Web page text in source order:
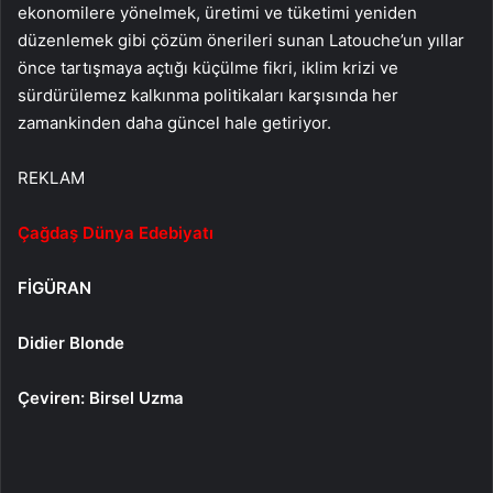
ekonomilere yönelmek, üretimi ve tüketimi yeniden
düzenlemek gibi çözüm önerileri sunan Latouche’un yıllar
önce tartışmaya açtığı küçülme fikri, iklim krizi ve
sürdürülemez kalkınma politikaları karşısında her
zamankinden daha güncel hale getiriyor.
REKLAM
Çağdaş Dünya Edebiyatı
FİGÜRAN
Didier Blonde
Çeviren: Birsel Uzma